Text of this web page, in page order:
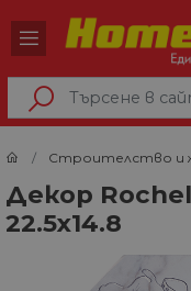
Строителство и
Декор
22.5х14.8